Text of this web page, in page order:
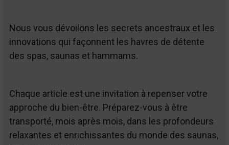
Nous vous dévoilons les secrets ancestraux et les
innovations qui façonnent les havres de détente
des spas, saunas et hammams.
Chaque article est une invitation à repenser votre
approche du bien-être. Préparez-vous à être
transporté, mois après mois, dans les profondeurs
relaxantes et enrichissantes du monde des saunas,